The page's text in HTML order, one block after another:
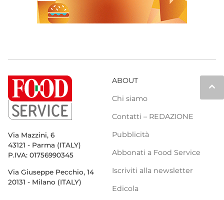
keyboard_arrow_up
Via Mazzini, 6
43121 - Parma (ITALY)
P.IVA: 01756990345
Via Giuseppe Pecchio, 14
20131 - Milano (ITALY)
ABOUT
Chi siamo
Contatti – REDAZIONE
Pubblicità
Abbonati a Food Service
Iscriviti alla newsletter
Edicola